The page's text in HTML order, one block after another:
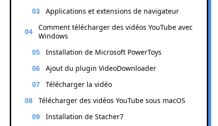
Applications et extensions de navigateur
Comment télécharger des vidéos YouTube avec
Windows
Installation de Microsoft PowerToys
Ajout du plugin VideoDownloader
Télécharger la vidéo
Télécharger des vidéos YouTube sous macOS
Installation de Stacher7